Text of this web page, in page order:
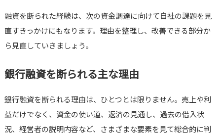
融資を断られた経験は、次の資金調達に向けて自社の課題を見
直すきっかけにもなります。理由を整理し、改善できる部分か
ら見直していきましょう。
銀行融資を断られる主な理由
銀行融資を断られる理由は、ひとつとは限りません。売上や利
益だけでなく、資金の使い道、返済の見通し、過去の借入状
況、経営者の説明内容など、さまざまな要素を見て総合的に判